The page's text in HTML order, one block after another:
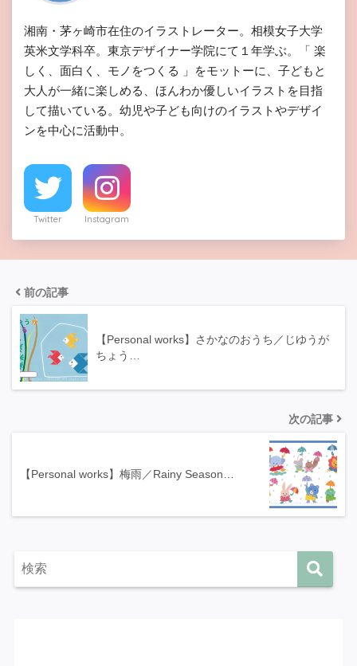
湘南・茅ヶ崎市在住のイラストレーター。相模女子大学
英米文学科卒。東京デザイナー学院にて１年学ぶ。「 楽
しく、面白く、モノをつくる 」をモットーに、子どもと
大人が一緒に楽しめる、ほんわか優しいイラストを目指
して描いている。幼児や子ども向けのイラストやデザイ
ンを中心に活動中。
Twitter Instagram
前の記事
【Personal works】さかなのおうち／じゆうが
ちょう…
次の記事
【Personal works】梅雨／Rainy Season…